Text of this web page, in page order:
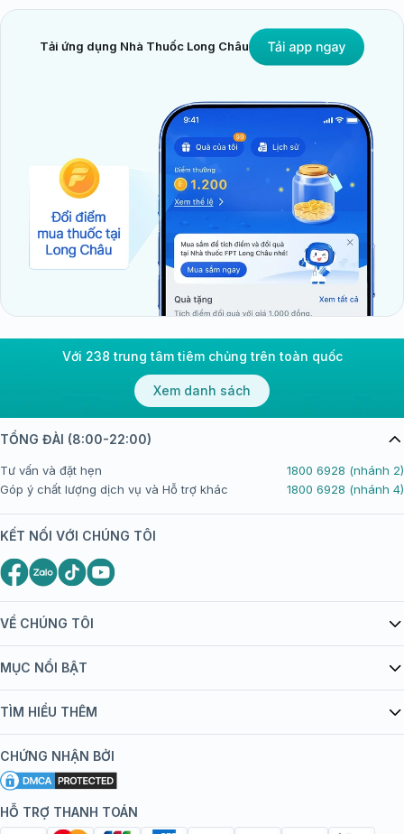
Tải ứng dụng Nhà Thuốc Long Châu
Với 238 trung tâm tiêm chủng trên toàn quốc
Xem danh sách
VỀ CHÚNG TÔI
Giới thiệu Tiêm Chủng FPT Long Châu
bán hàng
Chính sách nội dung
Chính sách bảo mật
Chính sách bảo mật dữ liệu cá nhân
MỤC NỔI BẬT
Danh mục vắc xin
Đội ngũ bác sĩ, chuyên gia
Hệ thống trung tâm tiêm chủng
TÌM HIỂU THÊM
Khuyến mãi
Tôi nên tiêm gì?
Tiêm chủng đi nước ngoài
CHỨNG NHẬN BỞI
HỖ TRỢ THANH TOÁN
TỔNG ĐÀI (8:00-22:00)
Tư vấn và đặt hẹn
1800 6928 (nhánh 2)
Góp ý chất lượng dịch vụ và Hỗ trợ khác
1800 6928 (nhánh 4)
KẾT NỐI VỚI CHÚNG TÔI